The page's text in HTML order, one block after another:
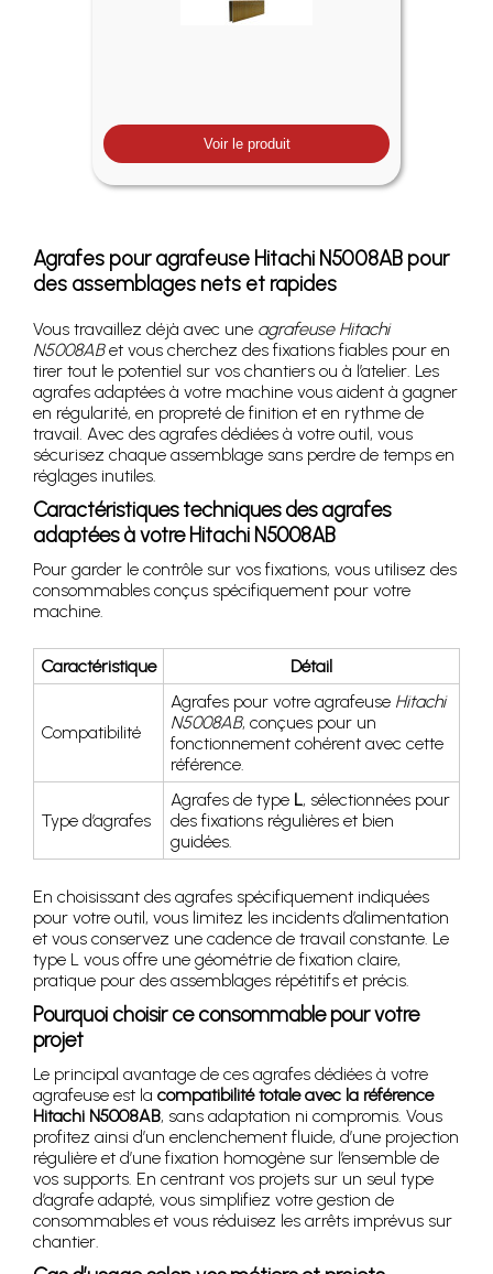
Voir le produit
Agrafes pour agrafeuse Hitachi N5008AB pour
des assemblages nets et rapides
Vous travaillez déjà avec une agrafeuse Hitachi
N5008ABet vous cherchez des fixations fiables pour en
tirer tout le potentiel sur vos chantiers ou à l’atelier. Les
agrafes adaptées à votre machine vous aident à gagner
en régularité, en propreté de finition et en rythme de
travail. Avec des agrafes dédiées à votre outil, vous
sécurisez chaque assemblage sans perdre de temps en
réglages inutiles.
Caractéristiques techniques des agrafes
adaptées à votre Hitachi N5008AB
Pour garder le contrôle sur vos fixations, vous utilisez des
consommables conçus spécifiquement pour votre
machine.
Caractéristique Détail
Compatibilité
Agrafes pour votre agrafeuse Hitachi
N5008AB, conçues pour un
fonctionnement cohérent avec cette
référence.
Type d’agrafes
Agrafes de type L, sélectionnées pour
des fixations régulières et bien
guidées.
En choisissant des agrafes spécifiquement indiquées
pour votre outil, vous limitez les incidents d’alimentation
et vous conservez une cadence de travail constante. Le
type L vous offre une géométrie de fixation claire,
pratique pour des assemblages répétitifs et précis.
Pourquoi choisir ce consommable pour votre
projet
Le principal avantage de ces agrafes dédiées à votre
agrafeuse est la compatibilité totale avec la référence
Hitachi N5008AB, sans adaptation ni compromis. Vous
profitez ainsi d’un enclenchement fluide, d’une projection
régulière et d’une fixation homogène sur l’ensemble de
vos supports. En centrant vos projets sur un seul type
d’agrafe adapté, vous simplifiez votre gestion de
consommables et vous réduisez les arrêts imprévus sur
chantier.